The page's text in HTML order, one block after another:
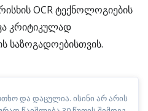
OCR ტექნოლოგიების
კრიტიკულად
საზოგადოებისთვის.
და დაცულია. ისინი არ არის